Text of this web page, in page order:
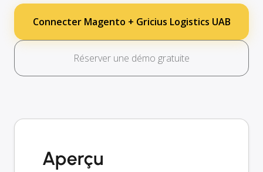
Connecter Magento + Gricius Logistics UAB
Réserver une démo gratuite
Aperçu